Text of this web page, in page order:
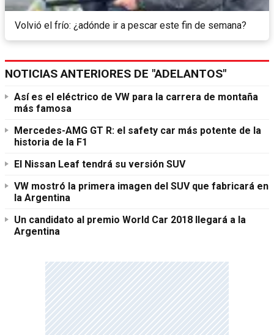
Volvió el frío: ¿adónde ir a pescar este fin de semana?
NOTICIAS ANTERIORES DE "ADELANTOS"
Así es el eléctrico de VW para la carrera de montaña
más famosa
Mercedes-AMG GT R: el safety car más potente de la
historia de la F1
El Nissan Leaf tendrá su versión SUV
VW mostró la primera imagen del SUV que fabricará en
la Argentina
Un candidato al premio World Car 2018 llegará a la
Argentina